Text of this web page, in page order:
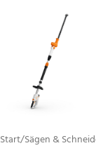
Start/Sägen &